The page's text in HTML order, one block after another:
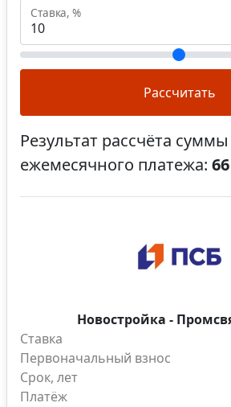
Ставка, %
Рассчитать
Результат рассчёта суммы
ежемесячного платежа:
Новостройка -
Ставка
Первоначальный взнос
Срок, лет
Платёж